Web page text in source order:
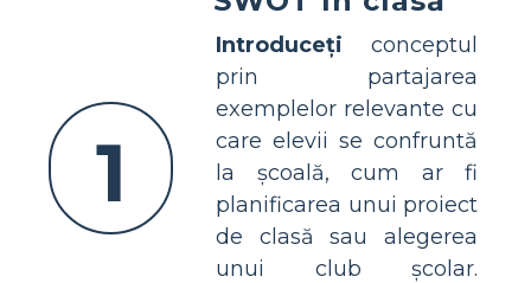
1
Introduceți conceptul
prin partajarea
exemplelor relevante cu
care elevii se confruntă
la școală, cum ar fi
planificarea unui proiect
de clasă sau alegerea
unui club școlar.